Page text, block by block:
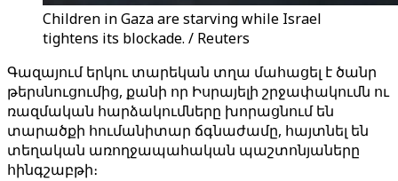
Children in Gaza are starving while Israel
tightens its blockade. / Reuters
Գազայում երկու տարեկան տղա մահացել է ծանր
թերսնուցումից, քանի որ Իսրայելի շրջափակումն ու
ռազմական հարձակումները խորացնում են
տարածքի հումանիտար ճգնաժամը, հայտնել են
տեղական առողջապահական պաշտոնյաները
հինգշաբթի։